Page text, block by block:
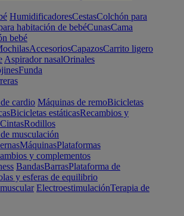
HumidificadoresCestasColchón para
habitación de bebéCunasCama
bebé
AccesoriosCapazosCarrito ligero
Aspirador nasalOrinales
Funda
cardio Máquinas de remoBicicletas
Bicicletas estáticasRecambios y
CintasRodillos
musculación
MáquinasPlataformas
y complementos
BandasBarrasPlataforma de
y esferas de equilibrio
ElectroestimulaciónTerapia de